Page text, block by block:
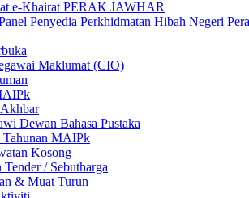
e-Khairat PERAK JAWHAR
Penyedia Perkhidmatan Hibah Negeri
Maklumat (CIO)
Dewan Bahasa Pustaka
Tahunan MAIPk
Kosong
Tender / Sebutharga
& Muat Turun